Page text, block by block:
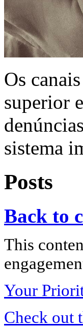
Os
superior
sistema
Posts
Back to
This
Your
Check out